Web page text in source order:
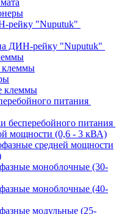
рейку "Nuputuk"
ДИН-рейку "Nuputuk"
клеммы
клеммы
питания
бесперебойного питания
мощности (0,6 - 3 кВА)
средней мощности
моноблочные (30-
моноблочные (40-
модульные (25-